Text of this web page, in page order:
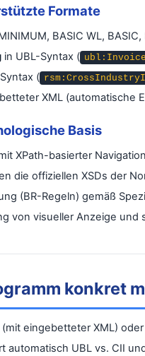
Formate
BASIC WL, BASIC,
in UBL-Syntax ( ubl:Invoice
(
XML (automatische
Basis
XPath-basierter Navigation
die offiziellen XSDs der
(BR-Regeln) gemäß
von visueller Anzeige und
konkret
eingebetteter XML)
automatisch UBL vs. CII